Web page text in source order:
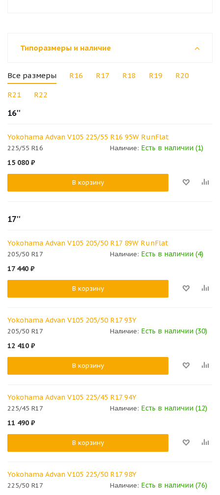
Типоразмеры и наличие
Все размеры R16 R17 R18 R19 R20
R21 R22
16''
Yokohama Advan V105 225/55 R16 95W RunFlat
225/55 R16 Наличие: Есть в наличии (1)
15 080 ₽
В корзину
17''
Yokohama Advan V105 205/50 R17 89W RunFlat
205/50 R17 Наличие: Есть в наличии (4)
17 440 ₽
В корзину
Yokohama Advan V105 205/50 R17 93Y
205/50 R17 Наличие: Есть в наличии (30)
12 410 ₽
В корзину
Yokohama Advan V105 225/45 R17 94Y
225/45 R17 Наличие: Есть в наличии (12)
11 490 ₽
В корзину
Yokohama Advan V105 225/50 R17 98Y
225/50 R17 Наличие: Есть в наличии (76)